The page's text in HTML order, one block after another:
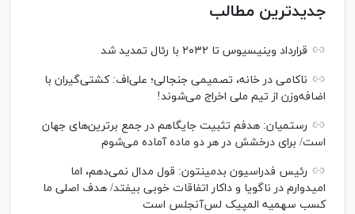
جدیدترین مطالب
قرارداد وینیسیوس تا ۲۰۳۲ با رئال‌ تمدید شد
ناکامی در خانه، تصمیمی جنجالی؛ علی‌اف: کشتی‌گیران با
اضافه‌وزن از تیم ملی اخراج می‌شوند!
رستمیان: هدفم تثبیت جایگاهم در جمع برترین‌های جهان
است/ برای درخشش در هر دو ماده آماده می‌شوم
رئیس فدراسیون بدمینتون: قول مدال نمی‌دهم، اما
امیدوارم در ناگویا و داکار اتفاقات خوبی بیفتد/ هدف اصلی ما
کسب سهمیه المپیک لس‌آنجلس است